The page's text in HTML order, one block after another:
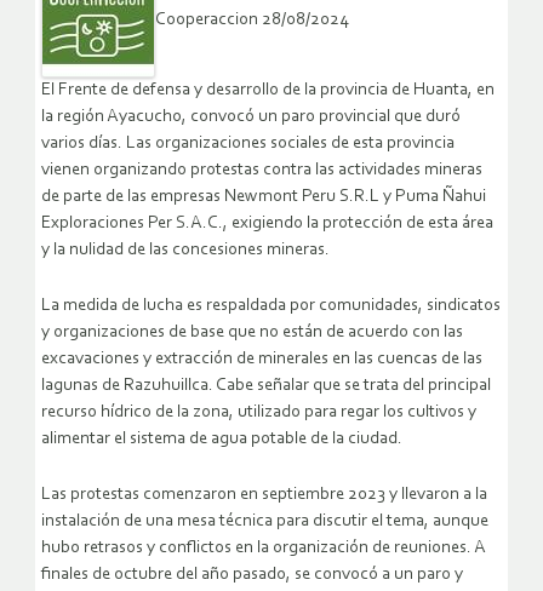
Cooperaccion 28/08/2024
El Frente de defensa y desarrollo de la provincia de Huanta, en
la región Ayacucho, convocó un paro provincial que duró
varios días. Las organizaciones sociales de esta provincia
vienen organizando protestas contra las actividades mineras
de parte de las empresas Newmont Peru S.R.L y Puma Ñahui
Exploraciones Per S.A.C., exigiendo la protección de esta área
y la nulidad de las concesiones mineras.
La medida de lucha es respaldada por comunidades, sindicatos
y organizaciones de base que no están de acuerdo con las
excavaciones y extracción de minerales en las cuencas de las
lagunas de Razuhuillca. Cabe señalar que se trata del principal
recurso hídrico de la zona, utilizado para regar los cultivos y
alimentar el sistema de agua potable de la ciudad.
Las protestas comenzaron en septiembre 2023 y llevaron a la
instalación de una mesa técnica para discutir el tema, aunque
hubo retrasos y conflictos en la organización de reuniones. A
finales de octubre del año pasado, se convocó a un paro y